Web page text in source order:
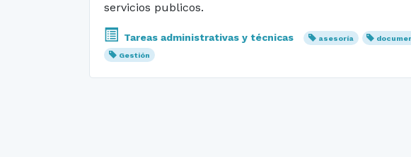
servicios publicos.
Tareas administrativas y técnicas asesoría
Gestión